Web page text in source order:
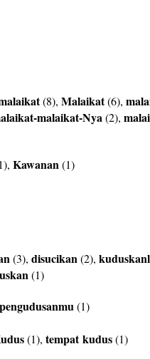
(8), Malaikat(6),
malaikat-Nya(2),
Kawanan(1)
(3), disucikan(2),
(1)
pengudusanmu(1)
(1), tempat kudus(1)